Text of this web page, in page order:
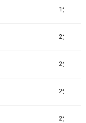
1分钟
2分钟
2分钟
2分钟
2分钟